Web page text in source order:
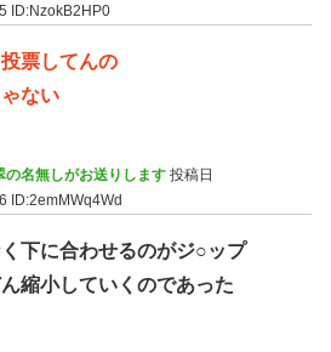
ID:NzokB2HP0
票してんの
ない
の名無しがお送りします 投稿日
ID:2emMWq4Wd
下に合わせるのがジ○ップ
縮小していくのであった